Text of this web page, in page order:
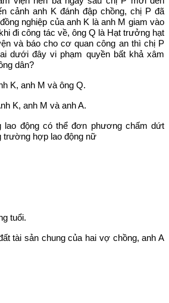
cảnh anh K đánh đập chồng, chị P đã
nghiệp của anh K là anh M giam vào
đi công tác về, ông Q là Hạt trưởng hạt
và báo cho cơ quan công an thì chị P
dưới đây vi phạm quyền bất khả xâm
dân?
K, anh M và ông Q.
K, anh M và anh A.
lao động có thể đơn phương chấm dứt
trường hợp lao động nữ
tuổi.
tài sản chung của hai vợ chồng, anh A